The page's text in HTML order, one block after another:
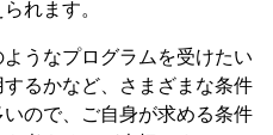
れます。
うなプログラムを受けたい
るかなど、さまざまな条件
ので、ご自身が求める条件